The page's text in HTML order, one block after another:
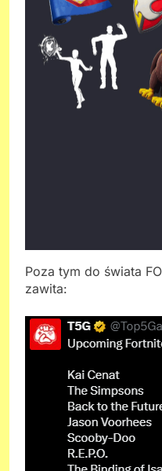
Poza tym do świata
zawita: